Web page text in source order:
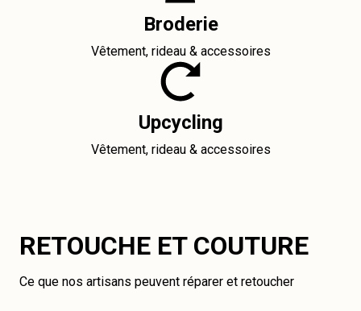
Broderie
Vêtement, rideau & accessoires
Upcycling
Vêtement, rideau & accessoires
RETOUCHE ET COUTURE
Ce que nos artisans peuvent réparer et retoucher